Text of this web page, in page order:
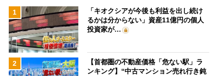
1
「キオクシアが今後も利益を出し続け
るかは分からない」資産11億円の個人
投資家が…
2
【首都圏の不動産価格「危ない駅」ラ
ンキング】“中古マンション売れ行き鈍